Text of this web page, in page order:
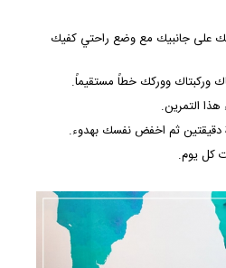
على جانبيك مع وضع راحتي كفيك
ووركك خطاً مستقيماً.
التمرين.
دقيقتين ثم اخفض نفسك بهدوء.